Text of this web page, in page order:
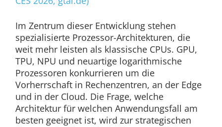
Im Zentrum dieser Entwicklung stehen
spezialisierte Prozessor-Architekturen, die
weit mehr leisten als klassische CPUs. GPU,
TPU, NPU und neuartige logarithmische
Prozessoren konkurrieren um die
Vorherrschaft in Rechenzentren, an der Edge
und in der Cloud. Die Frage, welche
Architektur für welchen Anwendungsfall am
besten geeignet ist, wird zur strategischen